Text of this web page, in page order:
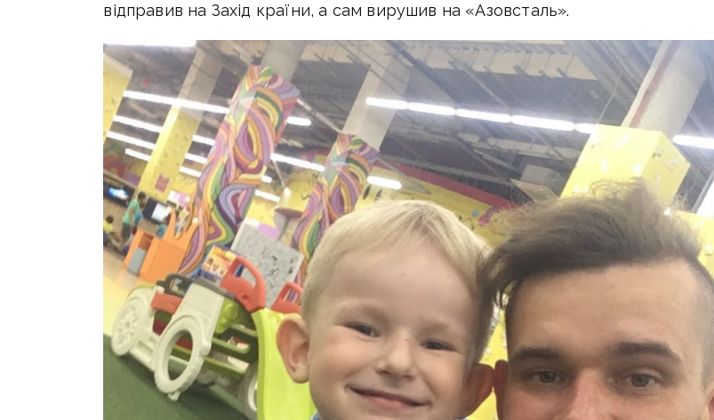
відправив на Захід країни, а сам вирушив на «Азовсталь».